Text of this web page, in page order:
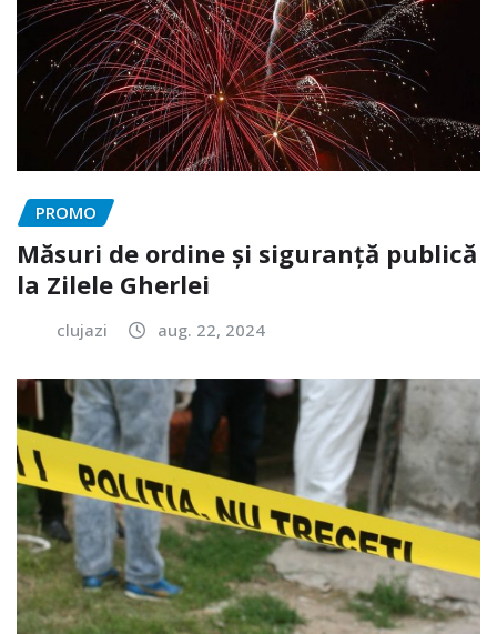
PROMO
Măsuri de ordine și siguranță publică
la Zilele Gherlei
clujazi aug. 22, 2024